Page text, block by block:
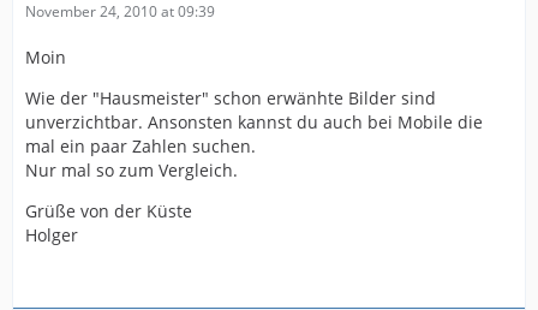
November 24, 2010 at 09:39
Moin
Wie der "Hausmeister" schon erwänhte Bilder sind
unverzichtbar. Ansonsten kannst du auch bei Mobile die
mal ein paar Zahlen suchen.
Nur mal so zum Vergleich.
Grüße von der Küste
Holger